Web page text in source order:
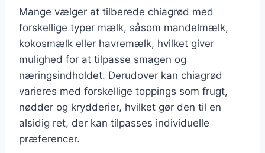
Mange vælger at tilberede chiagrød med
forskellige typer mælk, såsom mandelmælk,
kokosmælk eller havremælk, hvilket giver
mulighed for at tilpasse smagen og
næringsindholdet. Derudover kan chiagrød
varieres med forskellige toppings som frugt,
nødder og krydderier, hvilket gør den til en
alsidig ret, der kan tilpasses individuelle
præferencer.